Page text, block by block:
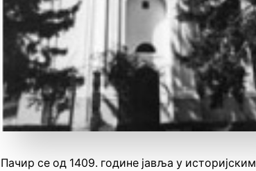
Пачир се од 1409. године јавља у историјским